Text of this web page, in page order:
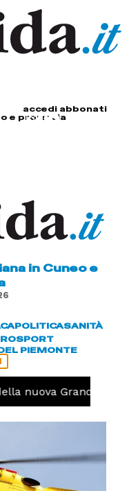
accedi abbonati
e provincia
in Cuneo e
POLITICASANITÀ
SPORT
PIEMONTE
nuova Granda Volley